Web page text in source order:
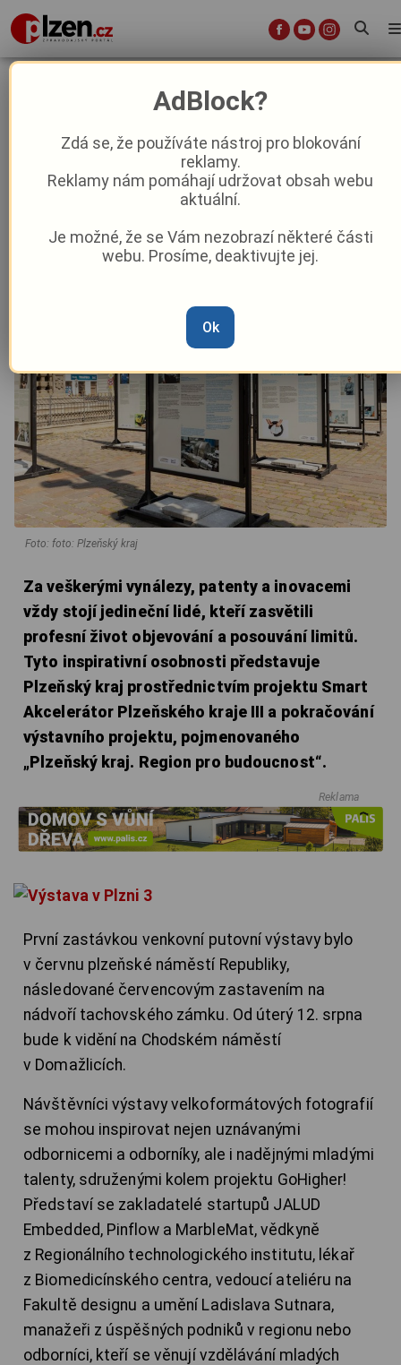
Putovní výstava ukazuje, že
Plzeňský kraj je regionem pro
budoucnost
Aktuality Z Plzně
Anna Raková– 30. 7. 2025|11:52
Foto: foto: Plzeňský kraj
Za veškerými vynálezy, patenty a inovacemi
vždy stojí jedineční lidé, kteří zasvětili
profesní život objevování a posouvání limitů.
Tyto inspirativní osobnosti představuje
Plzeňský kraj prostřednictvím projektu Smart
Akcelerátor Plzeňského kraje III a pokračování
výstavního projektu, pojmenovaného
„Plzeňský kraj. Region pro budoucnost“.
Reklama
První zastávkou venkovní putovní výstavy bylo
v červnu plzeňské náměstí Republiky,
následované červencovým zastavením na
nádvoří tachovského zámku. Od úterý 12. srpna
bude k vidění na Chodském náměstí
v Domažlicích.
Návštěvníci výstavy velkoformátových fotografií
se mohou inspirovat nejen uznávanými
odbornicemi a odborníky, ale i nadějnými mladými
talenty, sdruženými kolem projektu GoHigher!
Představí se zakladatelé startupů JALUD
Embedded, Pinflow a MarbleMat, vědkyně
z Regionálního technologického institutu, lékař
z Biomedicínského centra, vedoucí ateliéru na
Fakultě designu a umění Ladislava Sutnara,
manažeři z úspěšných podniků v regionu nebo
odborníci, kteří se věnují vzdělávání mladých
AdBlock?
Zdá se, že používáte nástroj pro blokování
reklamy.
Reklamy nám pomáhají udržovat obsah webu
aktuální.
Je možné, že se Vám nezobrazí některé části
webu. Prosíme, deaktivujte jej.
Ok